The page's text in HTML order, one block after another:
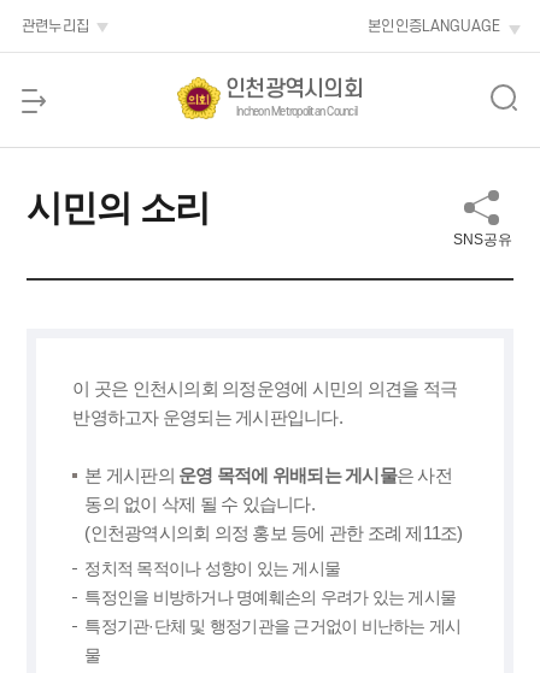
관련누리집 본인인증LANGUAGE
인천광역시의회
Incheon Metropolitan Council
시민의 소리
SNS공유
이 곳은 인천시의회 의정운영에 시민의 의견을 적극
반영하고자 운영되는 게시판입니다.
본 게시판의 운영 목적에 위배되는 게시물은 사전
동의 없이 삭제 될 수 있습니다.
(인천광역시의회 의정 홍보 등에 관한 조례 제11조)
정치적 목적이나 성향이 있는 게시물
특정인을 비방하거나 명예훼손의 우려가 있는 게시물
특정기관·단체 및 행정기관을 근거없이 비난하는 게시
물